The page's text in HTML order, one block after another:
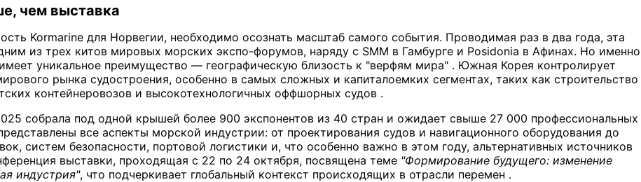
чем выставка
Kormarine для Норвегии, необходимо осознать масштаб самого события. Проводимая раз в два года, эта
из трех китов мировых морских экспо-форумов, наряду с SMM в Гамбурге и Posidonia в Афинах. Но именно
уникальное преимущество — географическую близость к "верфям мира" . Южная Корея контролирует
рынка судостроения, особенно в самых сложных и капиталоемких сегментах, таких как строительство
контейнеровозов и высокотехнологичных оффшорных судов .
собрала под одной крышей более 900 экспонентов из 40 стран и ожидает свыше 27 000 профессиональных
все аспекты морской индустрии: от проектирования судов и навигационного оборудования до
систем безопасности, портовой логистики и, что особенно важно в этом году, альтернативных источников
выставки, проходящая с 22 по 24 октября, посвящена теме "Формирование будущего: изменение
индустрия", что подчеркивает глобальный контекст происходящих в отрасли перемен .